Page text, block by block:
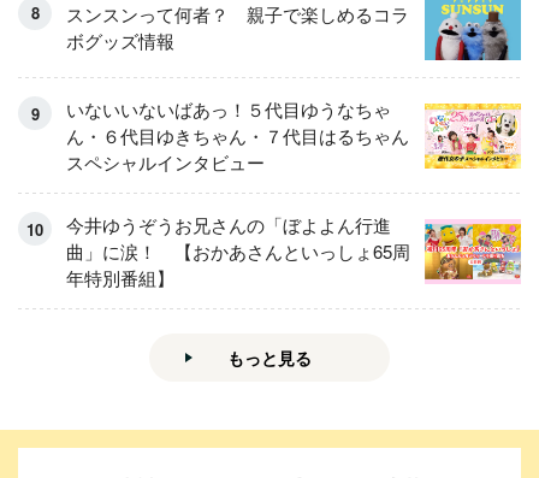
スンスンって何者？ 親子で楽しめるコラ
ボグッズ情報
いないいないばあっ！５代目ゆうなちゃ
ん・６代目ゆきちゃん・７代目はるちゃん
スペシャルインタビュー
今井ゆうぞうお兄さんの「ぼよよん行進
曲」に涙！ 【おかあさんといっしょ65周
年特別番組】
もっと見る